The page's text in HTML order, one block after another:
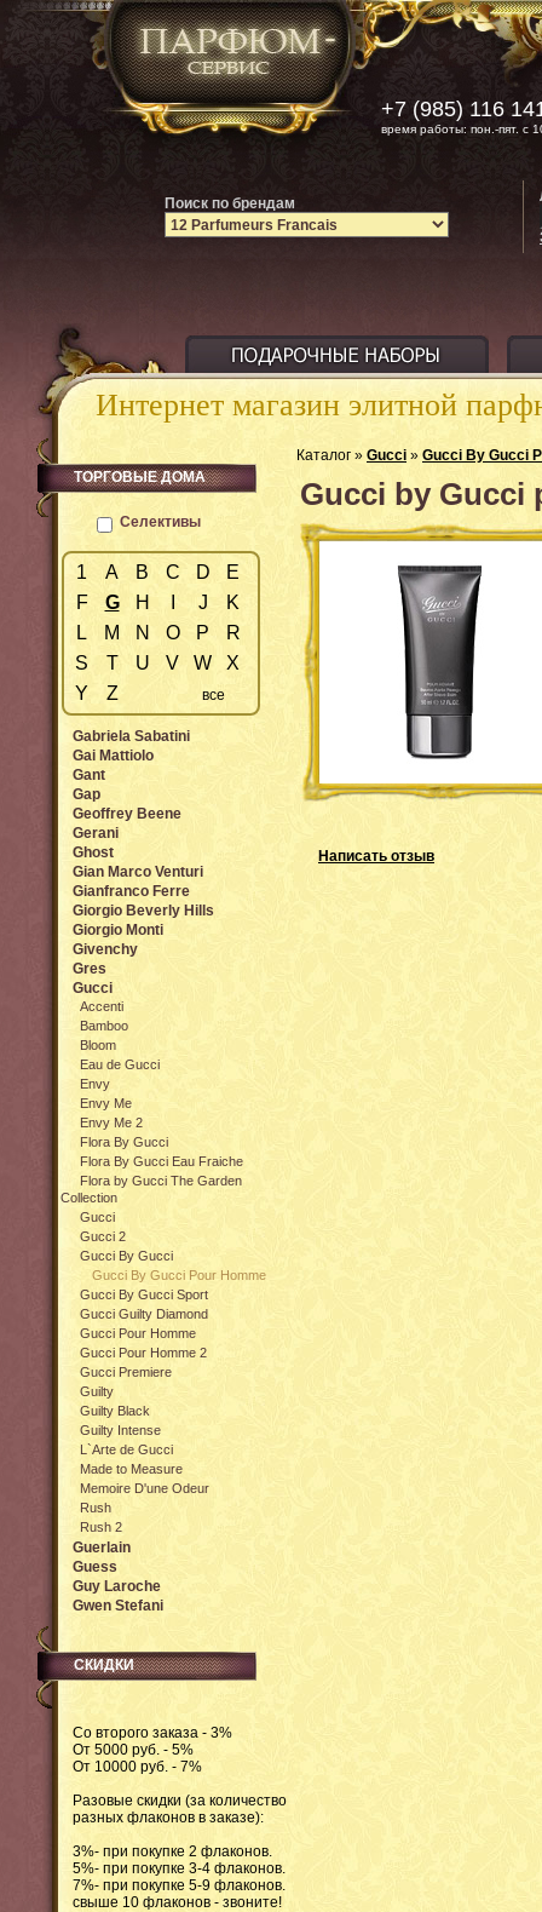
Интернет магазин элитной
Каталог » Gucci » Gucci By Gucci
Gucci by Gucci
Написать отзыв
ТОРГОВЫЕ ДОМА
Селективы
1 A B C D
E
F
G H J
K
L
M N O P
R
S
T U V W
X
Y
Z все
Gabriela Sabatini
Gai Mattiolo
Gant
Gap
Geoffrey Beene
Gerani
Ghost
Gian Marco Venturi
Gianfranco Ferre
Giorgio Beverly Hills
Giorgio Monti
Givenchy
Gres
Gucci
Accenti
Bamboo
Bloom
Eau de Gucci
Envy
Envy Me
Envy Me 2
Flora By Gucci
Flora By Gucci Eau Fraiche
Flora by Gucci The Garden
Collection
Gucci
Gucci 2
Gucci By Gucci
Gucci By Gucci Pour Homme
Gucci By Gucci Sport
Gucci Guilty Diamond
Gucci Pour Homme
Gucci Pour Homme 2
Gucci Premiere
Guilty
Guilty Black
Guilty Intense
L`Arte de Gucci
Made to Measure
Memoire D'une Odeur
Rush
Rush 2
Guerlain
Guess
Guy Laroche
Gwen Stefani
СКИДКИ
Со второго заказа - 3%
От 5000 руб. - 5%
От 10000 руб. - 7%
Разовые скидки (за количество
разных флаконов в заказе):
3%- при покупке 2 флаконов.
5%- при покупке 3-4 флаконов.
7%- при покупке 5-9 флаконов.
свыше 10 флаконов - звоните!
+7 (985) 116
время работы: пон.-пят. с
Поиск по брендам